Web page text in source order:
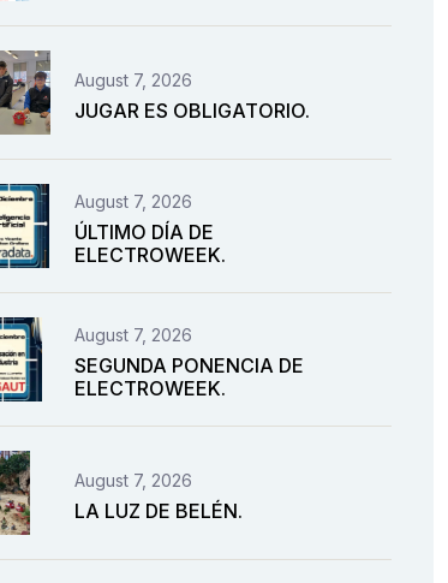
August 7, 2026
JUGAR ES OBLIGATORIO.
August 7, 2026
ÚLTIMO DÍA DE
ELECTROWEEK.
August 7, 2026
SEGUNDA PONENCIA DE
ELECTROWEEK.
August 7, 2026
LA LUZ DE BELÉN.